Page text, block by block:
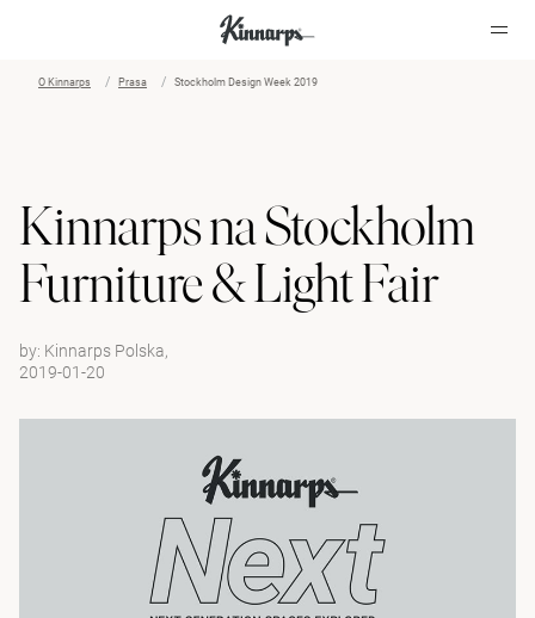
O Kinnarps Prasa Stockholm Design Week 2019
Kinnarps na Stockholm
Furniture & Light Fair
by: Kinnarps Polska,
2019-01-20